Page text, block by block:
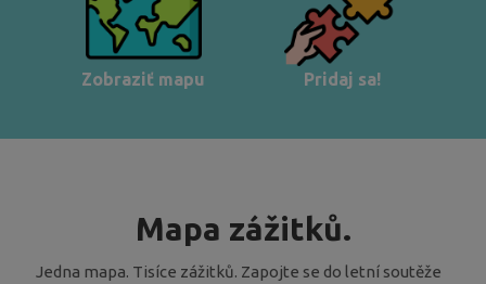
Zobraziť mapu Pridaj sa!
Mapa zážitků.
Jedna mapa. Tisíce zážitků. Zapojte se do letní soutěže